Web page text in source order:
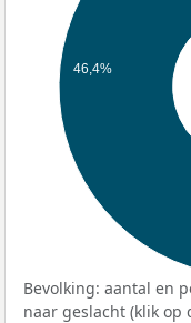
46,4%
Bevolking: aantal en
naar geslacht (klik op